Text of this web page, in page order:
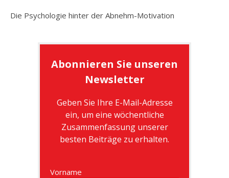
Die Psychologie hinter der Abnehm-Motivation
Abonnieren Sie unseren
Newsletter
Geben Sie Ihre E-Mail-Adresse
ein, um eine wöchentliche
Zusammenfassung unserer
besten Beiträge zu erhalten.
Vorname